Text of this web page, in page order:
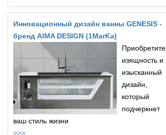
Инновационный дизайн ванны GENESIS -
бренд AIMA DESIGN (1MarKa)
Приобретите
изящность и
изысканный
дизайн,
который
подчеркнет
ваш стиль жизни
>>>